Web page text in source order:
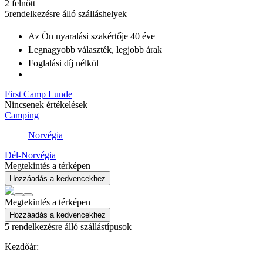
2 felnőtt
5rendelkezésre álló szálláshelyek
Az Ön nyaralási szakértője 40 éve
Legnagyobb választék, legjobb árak
Foglalási díj nélkül
First Camp Lunde
Nincsenek értékelések
Camping
Norvégia
Dél-Norvégia
Megtekintés a térképen
Hozzáadás a kedvencekhez
Megtekintés a térképen
Hozzáadás a kedvencekhez
5 rendelkezésre álló szállástípusok
Kezdőár: